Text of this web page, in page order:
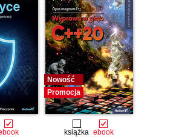
wersją książki na długo przed
Nowość
Promocja
książka ebook